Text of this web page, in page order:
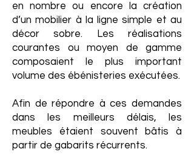
en nombre ou encore la création
d’un mobilier à la ligne simple et au
décor sobre. Les réalisations
courantes ou moyen de gamme
composaient le plus important
volume des ébénisteries exécutées.
Afin de répondre à ces demandes
dans les meilleurs délais, les
meubles étaient souvent bâtis à
partir de gabarits récurrents.